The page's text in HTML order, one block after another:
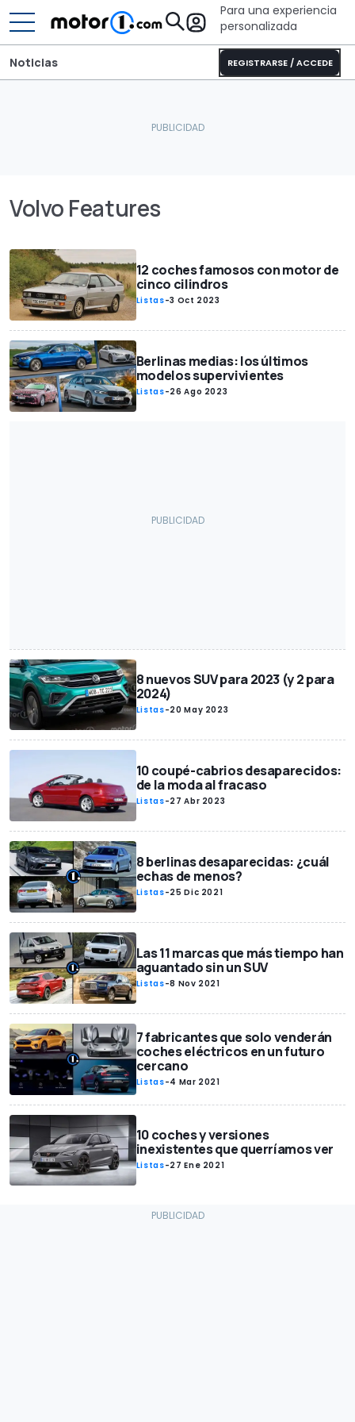
Para una experiencia
personalizada
REGISTRARSE / ACCEDE
Noticias
Volvo Features
12 coches famosos con motor de
cinco cilindros
Listas-3 Oct 2023
Berlinas medias: los últimos
modelos supervivientes
Listas-26 Ago 2023
8 nuevos SUV para 2023 (y 2 para
2024)
Listas-20 May 2023
10 coupé-cabrios desaparecidos:
de la moda al fracaso
Listas-27 Abr 2023
8 berlinas desaparecidas: ¿cuál
echas de menos?
Listas-25 Dic 2021
Las 11 marcas que más tiempo han
aguantado sin un SUV
Listas-8 Nov 2021
7 fabricantes que solo venderán
coches eléctricos en un futuro
cercano
Listas-4 Mar 2021
10 coches y versiones
inexistentes que querríamos ver
Listas-27 Ene 2021